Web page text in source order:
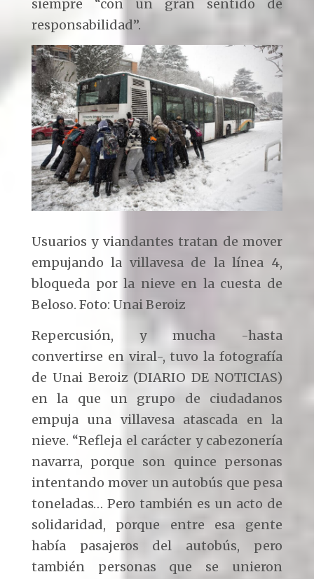
siempre “con un gran sentido de
responsabilidad”.
Usuarios y viandantes tratan de mover
empujando la villavesa de la línea 4,
bloqueda por la nieve en la cuesta de
Beloso. Foto: Unai Beroiz
Repercusión, y mucha -hasta
convertirse en viral-, tuvo la fotografía
de Unai Beroiz (DIARIO DE NOTICIAS)
en la que un grupo de ciudadanos
empuja una villavesa atascada en la
nieve. “Refleja el carácter y cabezonería
navarra, porque son quince personas
intentando mover un autobús que pesa
toneladas… Pero también es un acto de
solidaridad, porque entre esa gente
había pasajeros del autobús, pero
también personas que se unieron